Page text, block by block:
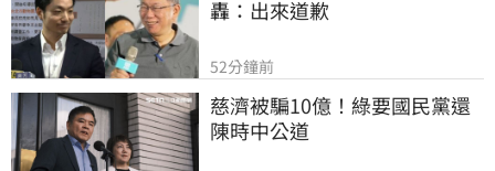
轟：出來道歉
52分鐘前
慈濟被騙10億！綠要國民黨還
陳時中公道